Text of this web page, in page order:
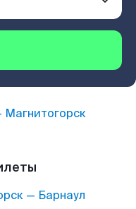
Магнитогорск
— Барнаул